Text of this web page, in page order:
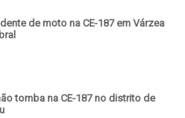
de moto na CE-187 em Várzea
tomba na CE-187 no distrito de